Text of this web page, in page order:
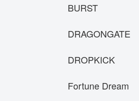
BURST
DRAGONGATE
DROPKICK
Fortune Dream